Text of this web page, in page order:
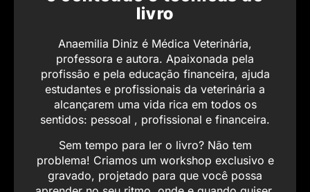
livro
Anaemilia Diniz é Médica Veterinária,
professora e autora. Apaixonada pela
profissão e pela educação financeira, ajuda
estudantes e profissionais da veterinária a
alcançarem uma vida rica em todos os
sentidos: pessoal , profissional e financeira.
Sem tempo para ler o livro? Não tem
problema! Criamos um workshop exclusivo e
gravado, projetado para que você possa